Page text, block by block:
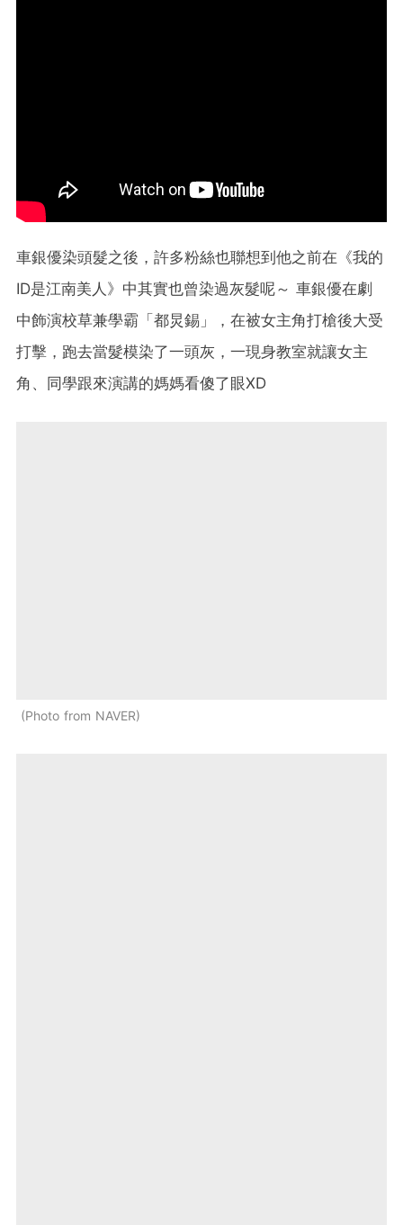
車銀優染頭髮之後，許多粉絲也聯想到他之前在《我的
ID是江南美人》中其實也曾染過灰髮呢～ 車銀優在劇
中飾演校草兼學霸「都炅錫」，在被女主角打槍後大受
打擊，跑去當髮模染了一頭灰，一現身教室就讓女主
角、同學跟來演講的媽媽看傻了眼XD
Photo from NAVER